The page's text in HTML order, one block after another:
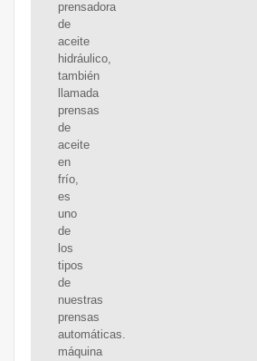
prensadora
de
aceite
hidráulico,
también
llamada
prensas
de
aceite
en
frío,
es
uno
de
los
tipos
de
nuestras
prensas
automáticas.
máquina